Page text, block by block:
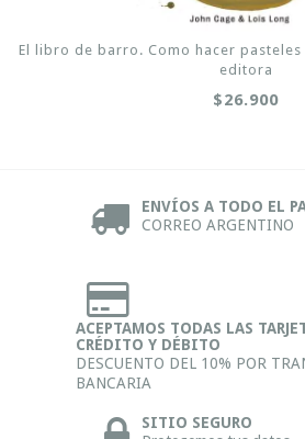
El libro de barro. Como hacer pasteles
editora
$26.900
ENVÍOS A TODO EL
CORREO ARGENTINO
ACEPTAMOS TODAS LAS
CRÉDITO Y DÉBITO
DESCUENTO DEL 10% POR
BANCARIA
SITIO SEGURO